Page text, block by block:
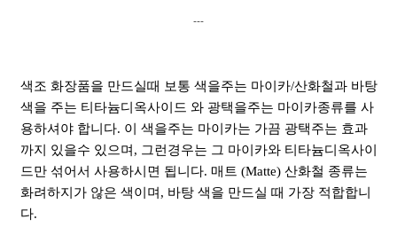
---
색조 화장품을 만드실때 보통 색을주는 마이카/산화철과 바탕
색을 주는 티타늄디옥사이드 와 광택을주는 마이카종류를 사
용하셔야 합니다. 이 색을주는 마이카는 가끔 광택주는 효과
까지 있을수 있으며, 그런경우는 그 마이카와 티타늄디옥사이
드만 섞어서 사용하시면 됩니다. 매트 (Matte) 산화철 종류는
화려하지가 않은 색이며, 바탕 색을 만드실 때 가장 적합합니
다.